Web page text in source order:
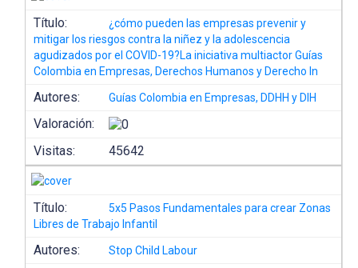
Título:
¿cómo pueden las empresas prevenir y
mitigar los riesgos contra la niñez y la adolescencia
agudizados por el COVID-19?La iniciativa multiactor Guías
Colombia en Empresas, Derechos Humanos y Derecho In
Autores: Guías Colombia en Empresas, DDHH y DIH
Valoración:
Visitas:
45642
Título:
5x5 Pasos Fundamentales para crear Zonas
Libres de Trabajo Infantil
Autores: Stop Child Labour